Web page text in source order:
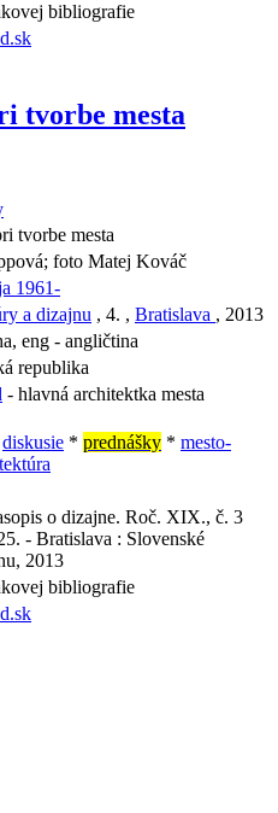
bibliografie
tvorbe mesta
tvorbe mesta
foto Matej Kováč
1961-
a dizajnu , 4. , Bratislava , 2013
eng - angličtina
republika
- hlavná architektka mesta
diskusie * prednášky * mesto-
o dizajne. Roč. XIX., č. 3
- Bratislava : Slovenské
2013
bibliografie